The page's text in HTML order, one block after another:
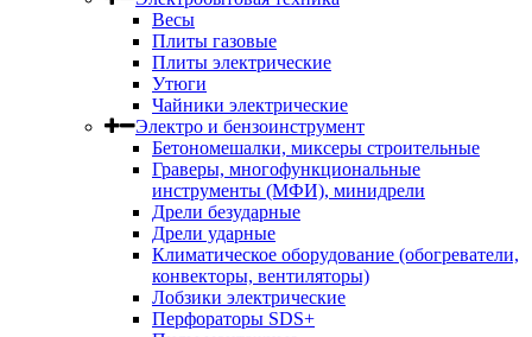
Весы
Плиты газовые
Плиты электрические
Утюги
Чайники электрические
Электро и бензоинструмент
Бетономешалки, миксеры строительные
Граверы, многофункциональные
инструменты (МФИ), минидрели
Дрели безударные
Дрели ударные
Климатическое оборудование (обогреватели,
конвекторы, вентиляторы)
Лобзики электрические
Перфораторы SDS+